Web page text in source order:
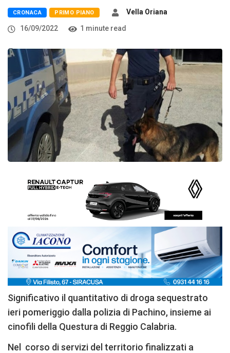
CRONACA PRIMO PIANO
Vella Oriana
16/09/2022
1 minute read
Significativo il quantitativo di droga sequestrato
ieri pomeriggio dalla polizia di Pachino, insieme ai
cinofili della Questura di Reggio Calabria.
Nel corso di servizi del territorio finalizzati a